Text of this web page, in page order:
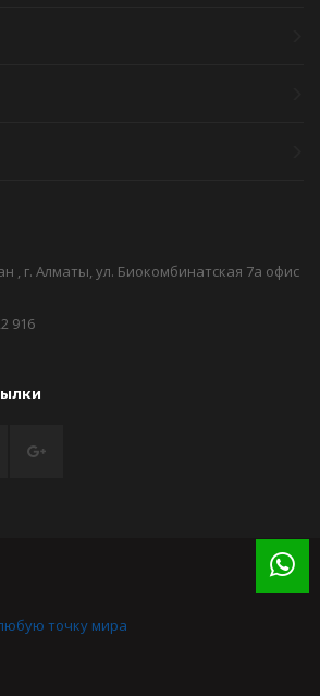
, г. Алматы, ул. Биокомбинатская 7а офис
916
точку мира